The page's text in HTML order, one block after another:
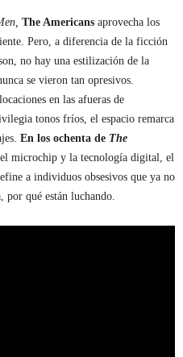
The Americans aprovecha los
Pero, a diferencia de la ficción
no hay una estilización de la
se vieron tan opresivos.
en las afueras de
tonos fríos, el espacio remarca
En los ochenta de The
microchip y la tecnología digital, el
a individuos obsesivos que ya no
por qué están luchando.